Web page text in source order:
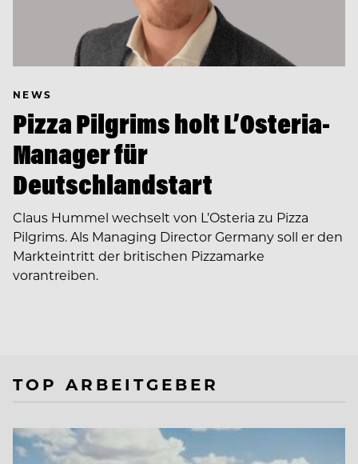
NEWS
Pizza Pilgrims holt L’Osteria-
Manager für
Deutschlandstart
Claus Hummel wechselt von L’Osteria zu Pizza
Pilgrims. Als Managing Director Germany soll er den
Markteintritt der britischen Pizzamarke
vorantreiben.
TOP ARBEITGEBER